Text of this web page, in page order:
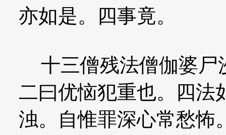
亦如是。四事竟。
十三僧残法僧伽婆尸
二曰优恼犯重也。四法
浊。自惟罪深心常愁怖